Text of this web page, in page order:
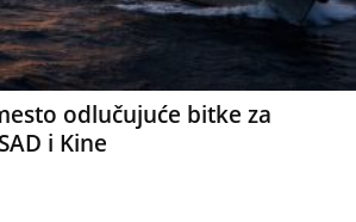
odlučujuće bitke za
i Kine